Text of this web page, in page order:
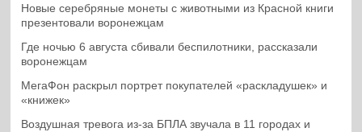
Новые серебряные монеты с животными из Красной книги
презентовали воронежцам
Где ночью 6 августа сбивали беспилотники, рассказали
воронежцам
МегаФон раскрыл портрет покупателей «раскладушек» и
«книжек»
Воздушная тревога из-за БПЛА звучала в 11 городах и